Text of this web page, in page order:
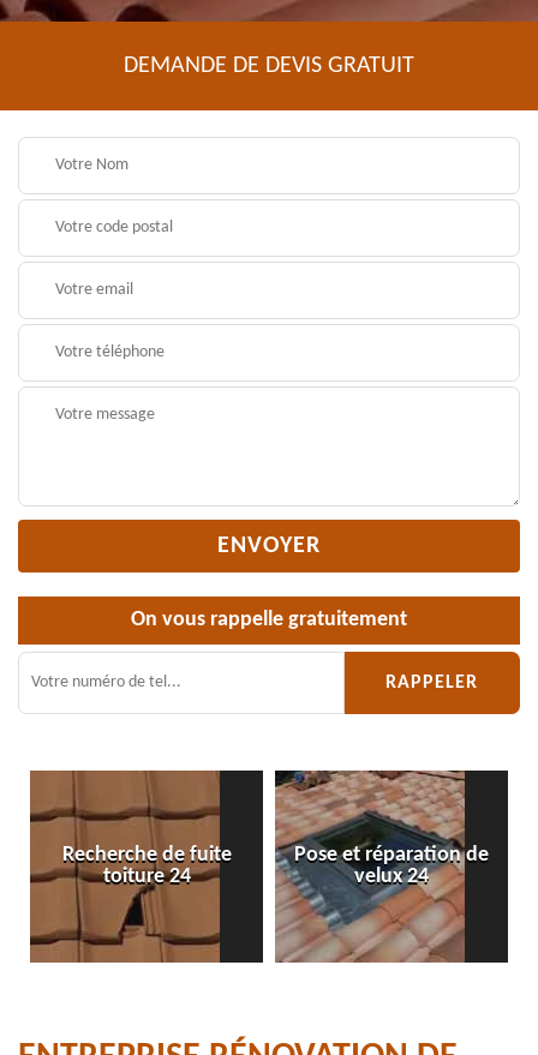
DEMANDE DE DEVIS GRATUIT
On vous rappelle gratuitement
Recherche de fuite
toiture 24
Pose et réparation de
velux 24